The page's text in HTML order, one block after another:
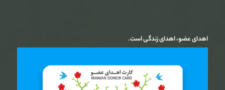
اهدای عضو، اهدای زندگی است.